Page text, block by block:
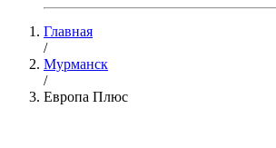
Главная
/
Мурманск
/
Европа Плюс